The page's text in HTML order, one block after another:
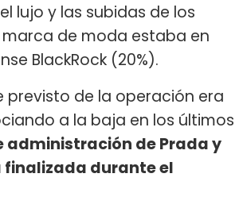
lujo y las subidas de los
de moda estaba en
BlackRock (20%).
previsto de la operación era
a la baja en los últimos
administración de Prada y
finalizada durante el